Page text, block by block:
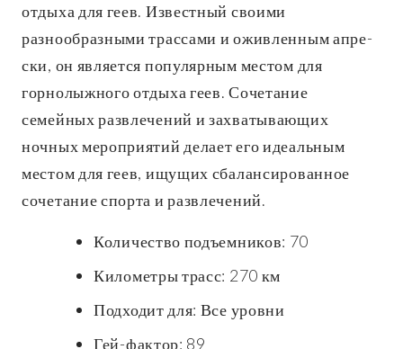
отдыха для геев. Известный своими
разнообразными трассами и оживленным апре-
ски, он является популярным местом для
горнолыжного отдыха геев. Сочетание
семейных развлечений и захватывающих
ночных мероприятий делает его идеальным
местом для геев, ищущих сбалансированное
сочетание спорта и развлечений.
Количество подъемников: 70
Километры трасс: 270 км
Подходит для: Все уровни
Гей-фактор: 89